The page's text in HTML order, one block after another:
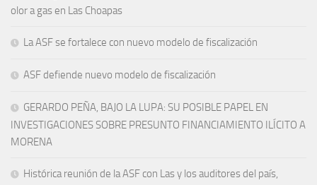
olor a gas en Las Choapas
La ASF se fortalece con nuevo modelo de fiscalización
ASF defiende nuevo modelo de fiscalización
GERARDO PEÑA, BAJO LA LUPA: SU POSIBLE PAPEL EN
INVESTIGACIONES SOBRE PRESUNTO FINANCIAMIENTO ILÍCITO A
MORENA
Histórica reunión de la ASF con Las y los auditores del país,